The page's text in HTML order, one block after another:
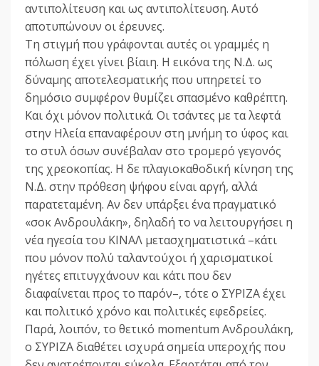
αντιπολίτευση και ως αντιπολίτευση. Αυτό
αποτυπώνουν οι έρευνες.
Τη στιγμή που γράφονται αυτές οι γραμμές η
πόλωση έχει γίνει βίαιη. Η εικόνα της Ν.Δ. ως
δύναμης αποτελεσματικής που υπηρετεί το
δημόσιο συμφέρον θυμίζει σπασμένο καθρέπτη.
Και όχι μόνον πολιτικά. Οι τσάντες με τα λεφτά
στην Ηλεία επαναφέρουν στη μνήμη το ύφος και
το στυλ όσων συνέβαλαν στο τρομερό γεγονός
της χρεοκοπίας. Η δε πλαγιοκαθοδική κίνηση της
Ν.Δ. στην πρόθεση ψήφου είναι αργή, αλλά
παρατεταμένη. Αν δεν υπάρξει ένα πραγματικό
«σοκ Ανδρουλάκη», δηλαδή το να λειτουργήσει η
νέα ηγεσία του ΚΙΝΑΛ μετασχηματιστικά –κάτι
που μόνον πολύ ταλαντούχοι ή χαρισματικοί
ηγέτες επιτυγχάνουν και κάτι που δεν
διαφαίνεται προς το παρόν–, τότε ο ΣΥΡΙΖΑ έχει
και πολιτικό χρόνο και πολιτικές εφεδρείες.
Παρά, λοιπόν, το θετικό momentum Ανδρουλάκη,
ο ΣΥΡΙΖΑ διαθέτει ισχυρά σημεία υπεροχής που